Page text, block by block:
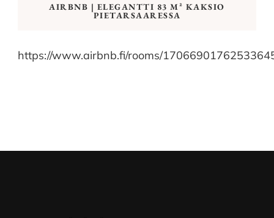
AIRBNB | ELEGANTTI 83 M² KAKSIO
PIETARSAARESSA
https://www.airbnb.fi/rooms/